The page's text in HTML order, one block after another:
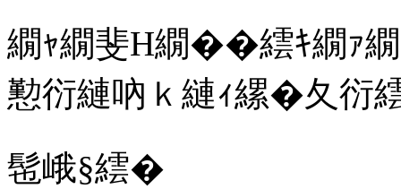
繝ｬ繝斐Η繝��繧ｷ繝ｧ繝
懃衍縺吶ｋ縺ｨ縲�夂衍
髢峨§繧�